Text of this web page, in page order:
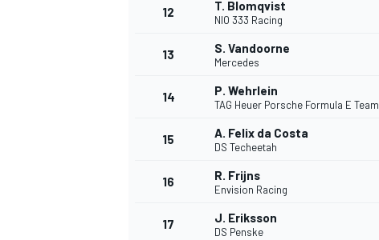
12 T. Blomqvist
NIO 333 Racing
13 S. Vandoorne
Mercedes
14 P. Wehrlein
TAG Heuer Porsche Formula E Team
15 A. Felix da Costa
DS Techeetah
16 R. Frijns
Envision Racing
17 J. Eriksson
DS Penske